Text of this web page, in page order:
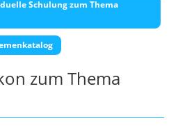
Schulung zum Thema
zum Thema